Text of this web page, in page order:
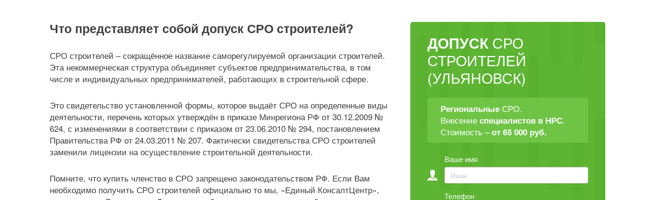
Что представляет собой допуск СРО строителей?
СРО строителей – сокращённое название саморегулируемой организации строителей.
Эта некоммерческая структура объединяет субъектов предпринимательства, в том
числе и индивидуальных предпринимателей, работающих в строительной сфере.
Это свидетельство установленной формы, которое выдаёт СРО на определенные виды
деятельности, перечень которых утверждён в приказе Минрегиона РФ от 30.12.2009 №
624, с изменениями в соответствии с приказом от 23.06.2010 № 294, постановлением
Правительства РФ от 24.03.2011 № 207. Фактически свидетельства СРО строителей
заменили лицензии на осуществление строительной деятельности.
Помните, что купить членство в СРО запрещено законодательством РФ. Если Вам
необходимо получить СРО строителей официально то мы, «Единый КонсалтЦентр»,
ДОПУСК СРО
СТРОИТЕЛЕЙ
(УЛЬЯНОВСК)
Региональные СРО.
Внесение специалистов в НРС.
Стоимость –от 65 000 руб.
Ваше имя
Телефон